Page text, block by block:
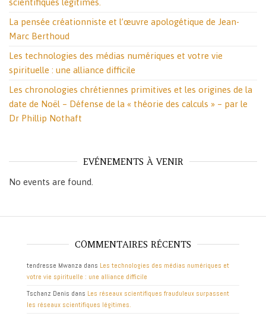
scientifiques légitimes.
La pensée créationniste et l’œuvre apologétique de Jean-
Marc Berthoud
Les technologies des médias numériques et votre vie
spirituelle : une alliance difficile
Les chronologies chrétiennes primitives et les origines de la
date de Noël – Défense de la « théorie des calculs » – par le
Dr Phillip Nothaft
EVÉNEMENTS À VENIR
No events are found.
COMMENTAIRES RÉCENTS
tendresse Mwanza dans Les technologies des médias numériques et
votre vie spirituelle : une alliance difficile
Tschanz Denis dans Les réseaux scientifiques frauduleux surpassent
les réseaux scientifiques légitimes.